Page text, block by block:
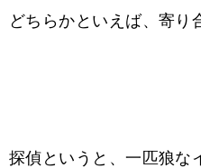
どちらかといえば、寄り
探偵というと、一匹狼な